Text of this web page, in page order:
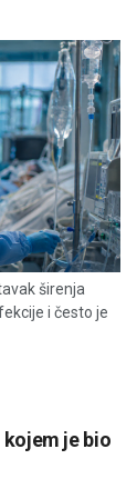
širenja
i često je
je bio